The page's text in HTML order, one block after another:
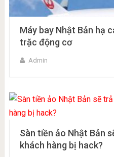
Máy bay Nhật Bản hạ
trặc động cơ
Admin
Sàn tiền ảo Nhật Bản
khách hàng bị hack?